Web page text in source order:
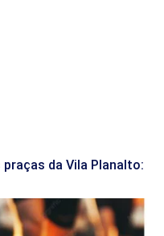
da Vila Planalto: